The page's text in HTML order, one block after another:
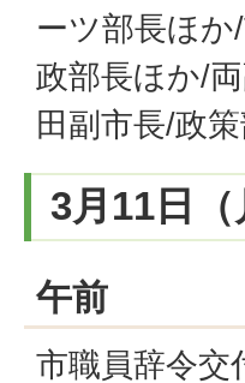
ーツ部長ほ
政部長ほか/
田副市長/政
3月11日（
午前
市職員辞令交